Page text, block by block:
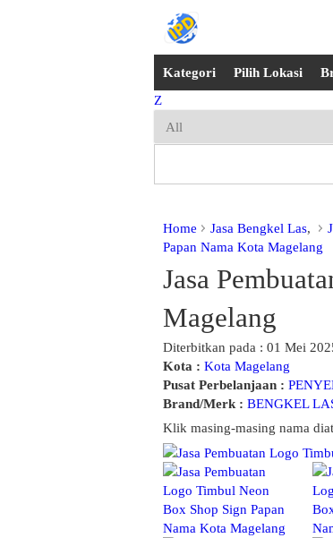
Kategori Pilih Lokasi
Z
Home Jasa Bengkel Las,
Papan Nama Kota Magelang
Jasa
Magelang
Diterbitkan pada : 01 Mei
Kota : Kota Magelang
Pusat Perbelanjaan :
Brand/Merk : BENGKEL
Klik masing-masing nama